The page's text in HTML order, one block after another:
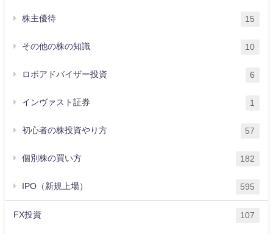
株主優待 15
その他の株の知識 10
ロボアドバイザー投資 6
インヴァスト証券 1
初心者の株投資やり方 57
個別株の買い方 182
IPO（新規上場） 595
FX投資 107